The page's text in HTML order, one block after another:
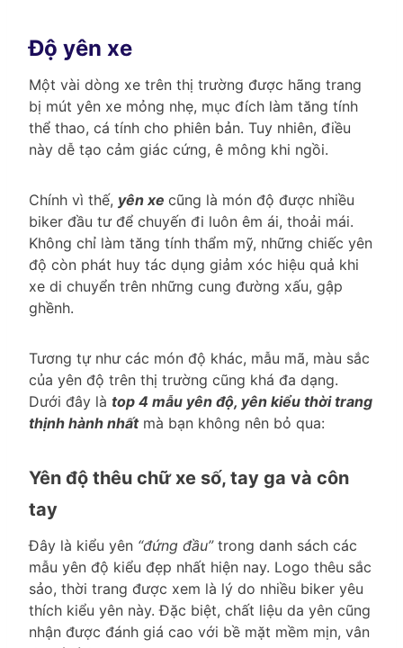
Độ yên xe
Một vài dòng xe trên thị trường được hãng trang
bị mút yên xe mỏng nhẹ, mục đích làm tăng tính
thể thao, cá tính cho phiên bản. Tuy nhiên, điều
này dễ tạo cảm giác cứng, ê mông khi ngồi.
Chính vì thế, yên xe cũng là món độ được nhiều
biker đầu tư để chuyến đi luôn êm ái, thoải mái.
Không chỉ làm tăng tính thẩm mỹ, những chiếc yên
độ còn phát huy tác dụng giảm xóc hiệu quả khi
xe di chuyển trên những cung đường xấu, gập
ghềnh.
Tương tự như các món độ khác, mẫu mã, màu sắc
của yên độ trên thị trường cũng khá đa dạng.
Dưới đây là top 4 mẫu yên độ, yên kiểu thời trang
thịnh hành nhấtmà bạn không nên bỏ qua:
Yên độ thêu chữ xe số, tay ga và côn
tay
Đây là kiểu yên “đứng đầu”trong danh sách các
mẫu yên độ kiểu đẹp nhất hiện nay. Logo thêu sắc
sảo, thời trang được xem là lý do nhiều biker yêu
thích kiểu yên này. Đặc biệt, chất liệu da yên cũng
nhận được đánh giá cao với bề mặt mềm mịn, vân